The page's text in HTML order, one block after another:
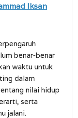
Iksan
benar-benar
waktu untuk
dalam
nilai hidup
serta
jalani.